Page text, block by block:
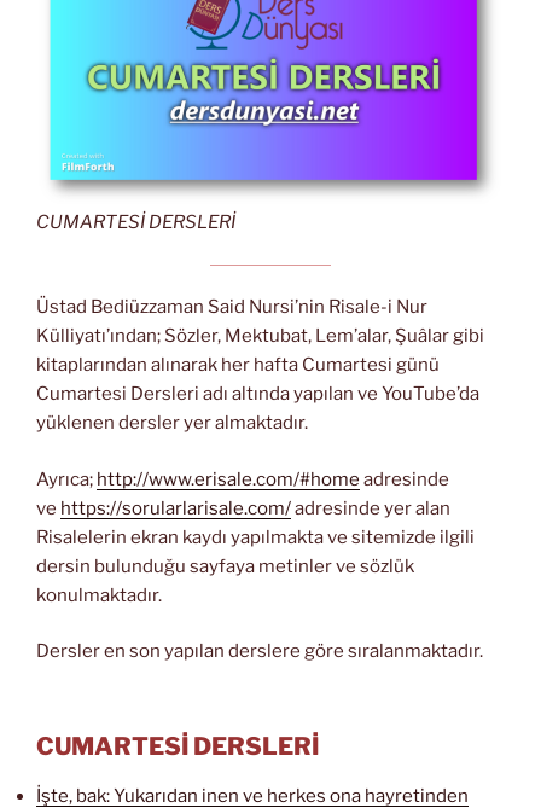
CUMARTESİ DERSLERİ
Üstad Bediüzzaman Said Nursi’nin Risale-i Nur
Külliyatı’ından; Sözler, Mektubat, Lem’alar, Şuâlar gibi
kitaplarından alınarak her hafta Cumartesi günü
Cumartesi Dersleri adı altında yapılan ve YouTube’da
yüklenen dersler yer almaktadır.
Ayrıca; http://www.erisale.com/#home adresinde
ve https://sorularlarisale.com/adresinde yer alan
Risalelerin ekran kaydı yapılmakta ve sitemizde ilgili
dersin bulunduğu sayfaya metinler ve sözlük
konulmaktadır.
Dersler en son yapılan derslere göre sıralanmaktadır.
CUMARTESİ DERSLERİ
İşte, bak: Yukarıdan inen ve herkes ona hayretinden